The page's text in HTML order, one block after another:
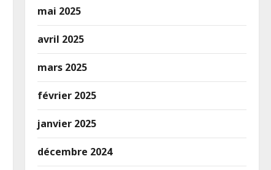
mai 2025
avril 2025
mars 2025
février 2025
janvier 2025
décembre 2024